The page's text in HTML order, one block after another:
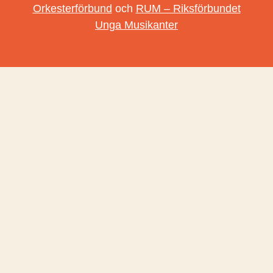
Orkesterförbund och RUM – Riksförbundet
Unga Musikanter